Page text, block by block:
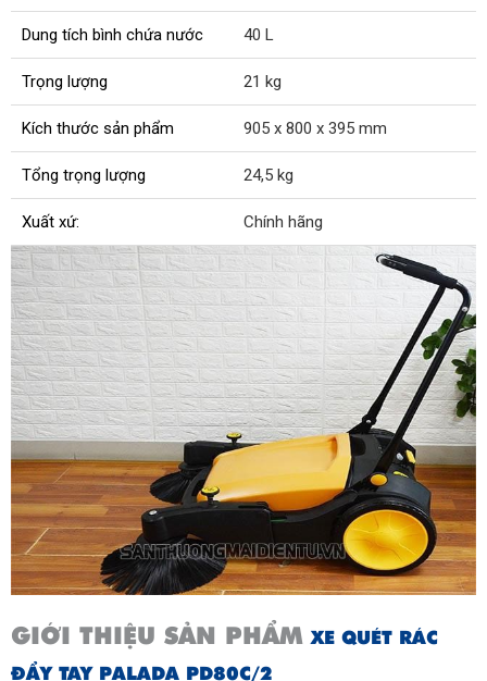
Dung tích bình chứa nước 40 L
Trọng lượng 21 kg
Kích thước sản phẩm 905 x 800 x 395 mm
Tổng trọng lượng 24,5 kg
Xuất xứ: Chính hãng
GIỚI THIỆU SẢN PHẨMXE QUÉT RÁC
ĐẨY TAY PALADA PD80C/2